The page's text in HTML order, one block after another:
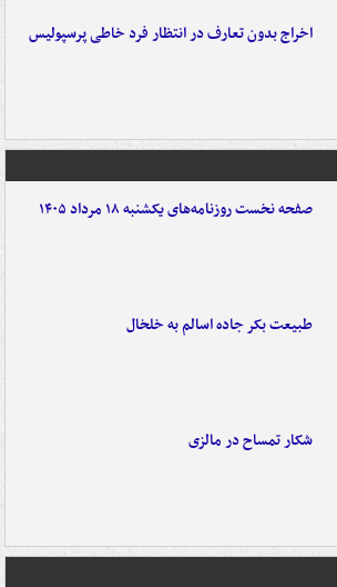
اخراج بدون تعارف در انتظار فرد خاطی پرسپولیس
صفحه نخست روزنامه‌های یکشنبه ۱۸ مرداد ۱۴۰۵
طبیعت بکر جاده اسالم به خلخال
شکار تمساح در مالزی